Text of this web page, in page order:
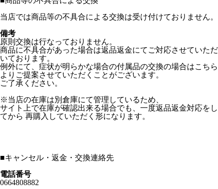
当店では商品等の不具合による交換は受け付けておりません。
備考
原則交換は行なっておりません。
商品に不具合があった場合は返品返金にてご対応させていただ
いております。
例外にて、症状が明らかな場合の付属品の交換の場合はこちら
よりご提案させていただくことがございます。
ご了承ください。
※当店の在庫は別倉庫にて管理しているため、
サイト上で在庫が確認出来る場合でも、一度返品返金対応をし
てから 再購入していただく形になります。
■キャンセル・返金・交換連絡先
電話番号
0664808882